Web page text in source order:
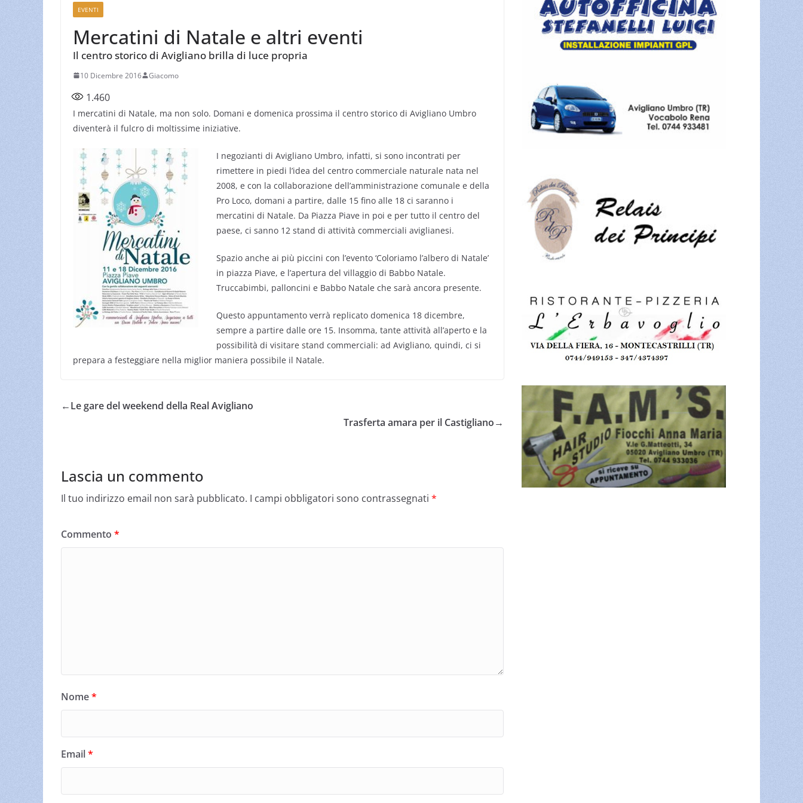
EVENTI
Mercatini di Natale e altri eventi
Il centro storico di Avigliano brilla di luce propria
10 Dicembre 2016 Giacomo
1.460
I mercatini di Natale, ma non solo. Domani e domenica prossima il centro storico di Avigliano Umbro
diventerà il fulcro di moltissime iniziative.
I negozianti di Avigliano Umbro, infatti, si sono incontrati per
rimettere in piedi l’idea del centro commerciale naturale nata nel
2008, e con la collaborazione dell’amministrazione comunale e della
Pro Loco, domani a partire, dalle 15 fino alle 18 ci saranno i
mercatini di Natale. Da Piazza Piave in poi e per tutto il centro del
paese, ci sanno 12 stand di attività commerciali aviglianesi.
Spazio anche ai più piccini con l’evento ‘Coloriamo l’albero di Natale’
in piazza Piave, e l’apertura del villaggio di Babbo Natale.
Truccabimbi, palloncini e Babbo Natale che sarà ancora presente.
Questo appuntamento verrà replicato domenica 18 dicembre,
sempre a partire dalle ore 15. Insomma, tante attività all’aperto e la
possibilità di visitare stand commerciali: ad Avigliano, quindi, ci si
prepara a festeggiare nella miglior maniera possibile il Natale.
←Le gare del weekend della Real Avigliano
Trasferta amara per il Castigliano→
Lascia un commento
Il tuo indirizzo email non sarà pubblicato. I campi obbligatori sono contrassegnati *
Commento *
Nome*
Email*